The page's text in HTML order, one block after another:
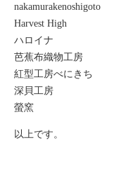
nakamurakenoshigoto
Harvest High
ハロイナ
芭蕉布織物工房
紅型工房べにきち
深貝工房
螢窯
以上です。